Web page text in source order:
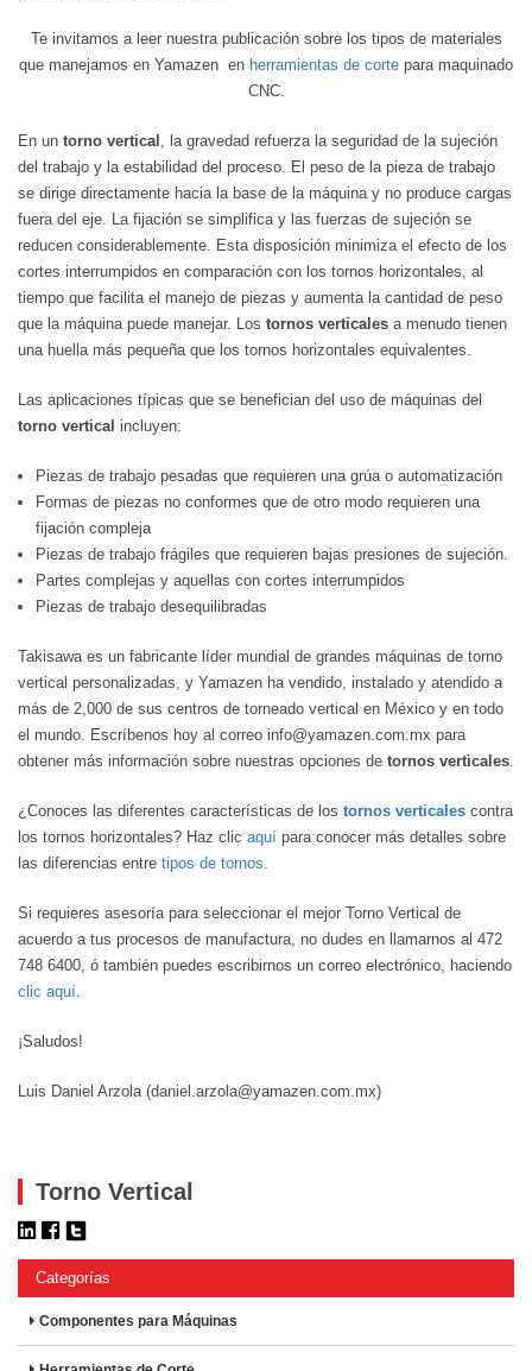
Te invitamos a leer nuestra publicación sobre los tipos de materiales
que manejamos en Yamazen en herramientas de corte para maquinado
CNC.
En un torno vertical , la gravedad refuerza la seguridad de la sujeción
del trabajo y la estabilidad del proceso. El peso de la pieza de trabajo
se dirige directamente hacia la base de la máquina y no produce cargas
fuera del eje. La fijación se simplifica y las fuerzas de sujeción se
reducen considerablemente. Esta disposición minimiza el efecto de los
cortes interrumpidos en comparación con los tornos horizontales, al
tiempo que facilita el manejo de piezas y aumenta la cantidad de peso
que la máquina puede manejar. Los tornos verticales a menudo tienen
una huella más pequeña que los tornos horizontales equivalentes.
Las aplicaciones típicas que se benefician del uso de máquinas del
torno vertical incluyen:
Piezas de trabajo pesadas que requieren una grúa o automatización
Formas de piezas no conformes que de otro modo requieren una
fijación compleja
Piezas de trabajo frágiles que requieren bajas presiones de sujeción.
Partes complejas y aquellas con cortes interrumpidos
Piezas de trabajo desequilibradas
Takisawa es un fabricante líder mundial de grandes máquinas de torno
vertical personalizadas, y Yamazen ha vendido, instalado y atendido a
más de 2,000 de sus centros de torneado vertical en México y en todo
el mundo. Escríbenos hoy al correo info@yamazen.com.mx para
obtener más información sobre nuestras opciones de tornos verticales.
¿Conoces las diferentes características de los tornos verticales contra
los tornos horizontales? Haz clic aquí para conocer más detalles sobre
las diferencias entre tipos de tornos.
Si requieres asesoría para seleccionar el mejor Torno Vertical de
acuerdo a tus procesos de manufactura, no dudes en llamarnos al 472
748 6400, ó también puedes escribirnos un correo electrónico, haciendo
clic aquí.
¡Saludos!
Luis Daniel Arzola (daniel.arzola@yamazen.com.mx)
Torno Vertical
Categorías
Componentes para Máquinas